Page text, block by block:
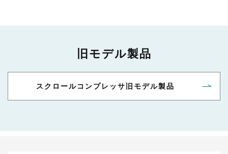
旧モデル製品
スクロールコンプレッサ旧モデル製品